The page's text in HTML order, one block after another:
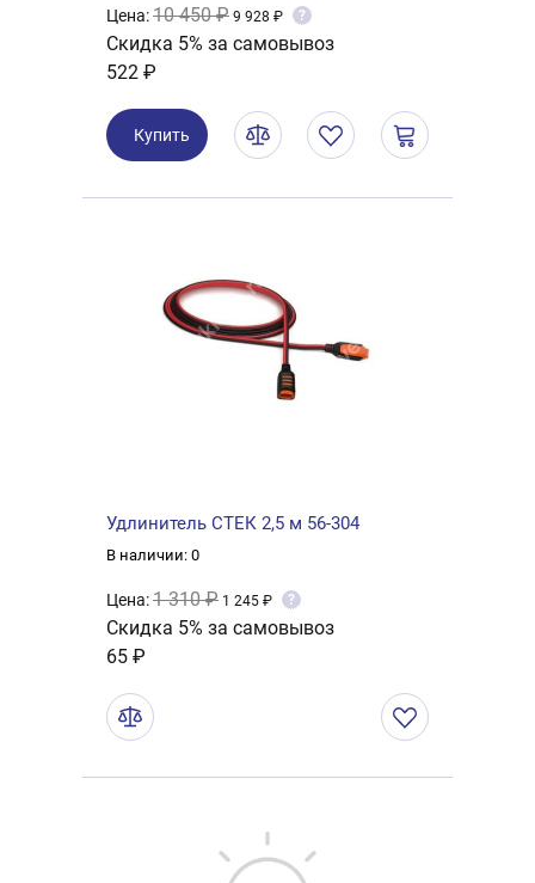
Цена:10 450 ₽ 9 928 ₽ ?
Скидка 5% за самовывоз
522 ₽
Купить
Удлинитель СТЕК 2,5 м 56-304
В наличии: 0
Цена:1 310 ₽ 1 245 ₽ ?
Скидка 5% за самовывоз
65 ₽